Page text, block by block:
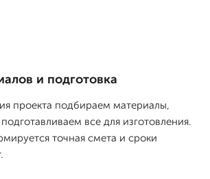
и подготовка
проекта подбираем материалы,
все для изготовления.
точная смета и сроки